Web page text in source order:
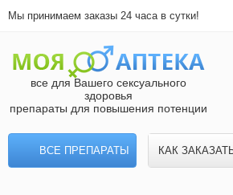
Мы принимаем заказы 24 часа в сутки!
все для Вашего сексуального
здоровья
препараты для повышения потенции
ВСЕ ПРЕПАРАТЫ КАК